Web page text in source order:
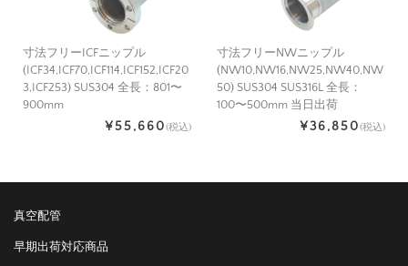
寸法フリーICFニップル
(ICF34,ICF70,ICF114,ICF152,ICF20
3,ICF253) SUS304 全長：801〜
900mm
¥55,660(税込)
寸法フリーNWニップル
(NW10,NW16,NW25,NW40,NW
50) SUS304 SUS316L 全長：
100〜500mm 当日出荷
¥36,850(税込)
真空配管
早期出荷対応商品